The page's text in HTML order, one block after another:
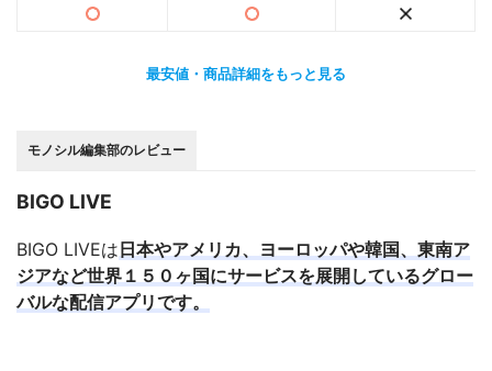
最安値・商品詳細をもっと見る
モノシル編集部のレビュー
BIGO LIVE
BIGO LIVEは 日本やアメリカ、ヨーロッパや韓国、東南ア
ジアなど世界１５０ヶ国にサービスを展開しているグロー
バルな配信アプリです。